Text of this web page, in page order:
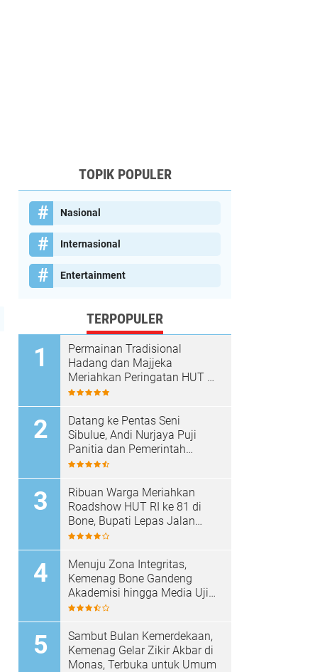
TOPIK POPULER
Nasional
Internasional
Entertainment
TERPOPULER
Permainan Tradisional
Hadang dan Majjeka
Meriahkan Peringatan HUT RI
di Sibulue
Datang ke Pentas Seni
Sibulue, Andi Nurjaya Puji
Panitia dan Pemerintah
Kecamatan
Ribuan Warga Meriahkan
Roadshow HUT RI ke 81 di
Bone, Bupati Lepas Jalan
Santai
Menuju Zona Integritas,
Kemenag Bone Gandeng
Akademisi hingga Media Uji
Standar Pelayanan
Sambut Bulan Kemerdekaan,
Kemenag Gelar Zikir Akbar di
Monas, Terbuka untuk Umum